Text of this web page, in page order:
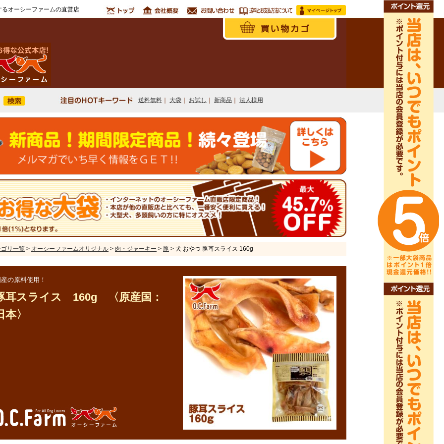
オーシーファームの直営店
送料無料 大袋 お試し 新商品 法人様用
リ一覧 > オーシーファームオリジナル > 肉・ジャーキー > 豚 > 犬 おやつ 豚耳スライス 160g
の原料使用！
耳スライス 160g 〈原産国：
本〉